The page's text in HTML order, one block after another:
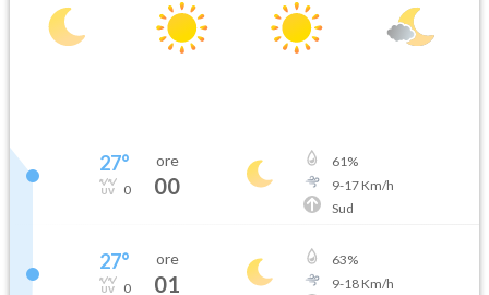
27°
0
ore
00
61%
9-17Km/h
Sud
27°
0
ore
01
63%
9-18Km/h